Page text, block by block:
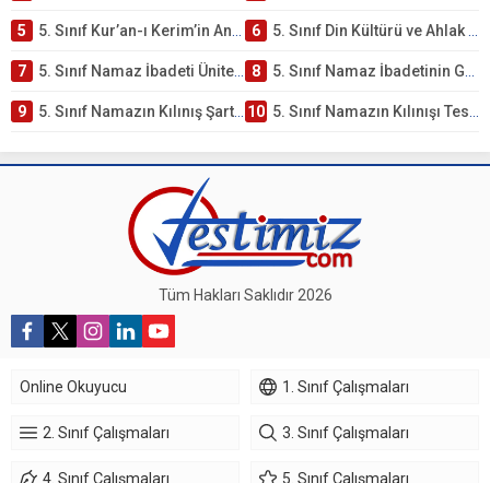
5 5. Sınıf Kur’an-ı Kerim’in Anlamı ve Önemi Testi – Online Çöz 6 5. Sınıf Din Kültürü ve Ahlak Bilgisi 2. Ünite: Namaz İbadeti Çalışmaları
7 5. Sınıf Namaz İbadeti Ünite Testi – Online Çöz 8 5. Sınıf Namaz İbadetinin Getirdiği Faydalar Testi
9 5. Sınıf Namazın Kılınış Şartları Testi 10 5. Sınıf Namazın Kılınışı Testi – Online Çöz
Tüm Hakları Saklıdır 2026
Online Okuyucu 1. Sınıf Çalışmaları
2. Sınıf Çalışmaları 3. Sınıf Çalışmaları
4. Sınıf Çalışmaları 5. Sınıf Çalışmaları